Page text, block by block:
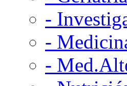
-
-
-